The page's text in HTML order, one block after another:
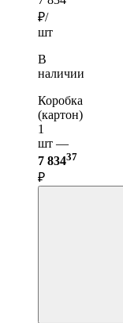
₽/
шт
В
наличии
Коробка
(картон)
1
шт —
7 83437
₽